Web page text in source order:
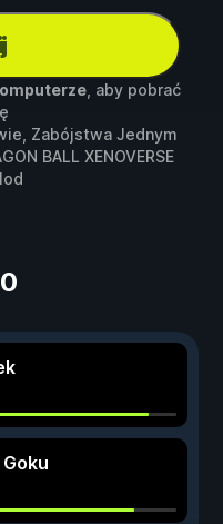
, aby pobrać
Zabójstwa Jednym
BALL XENOVERSE